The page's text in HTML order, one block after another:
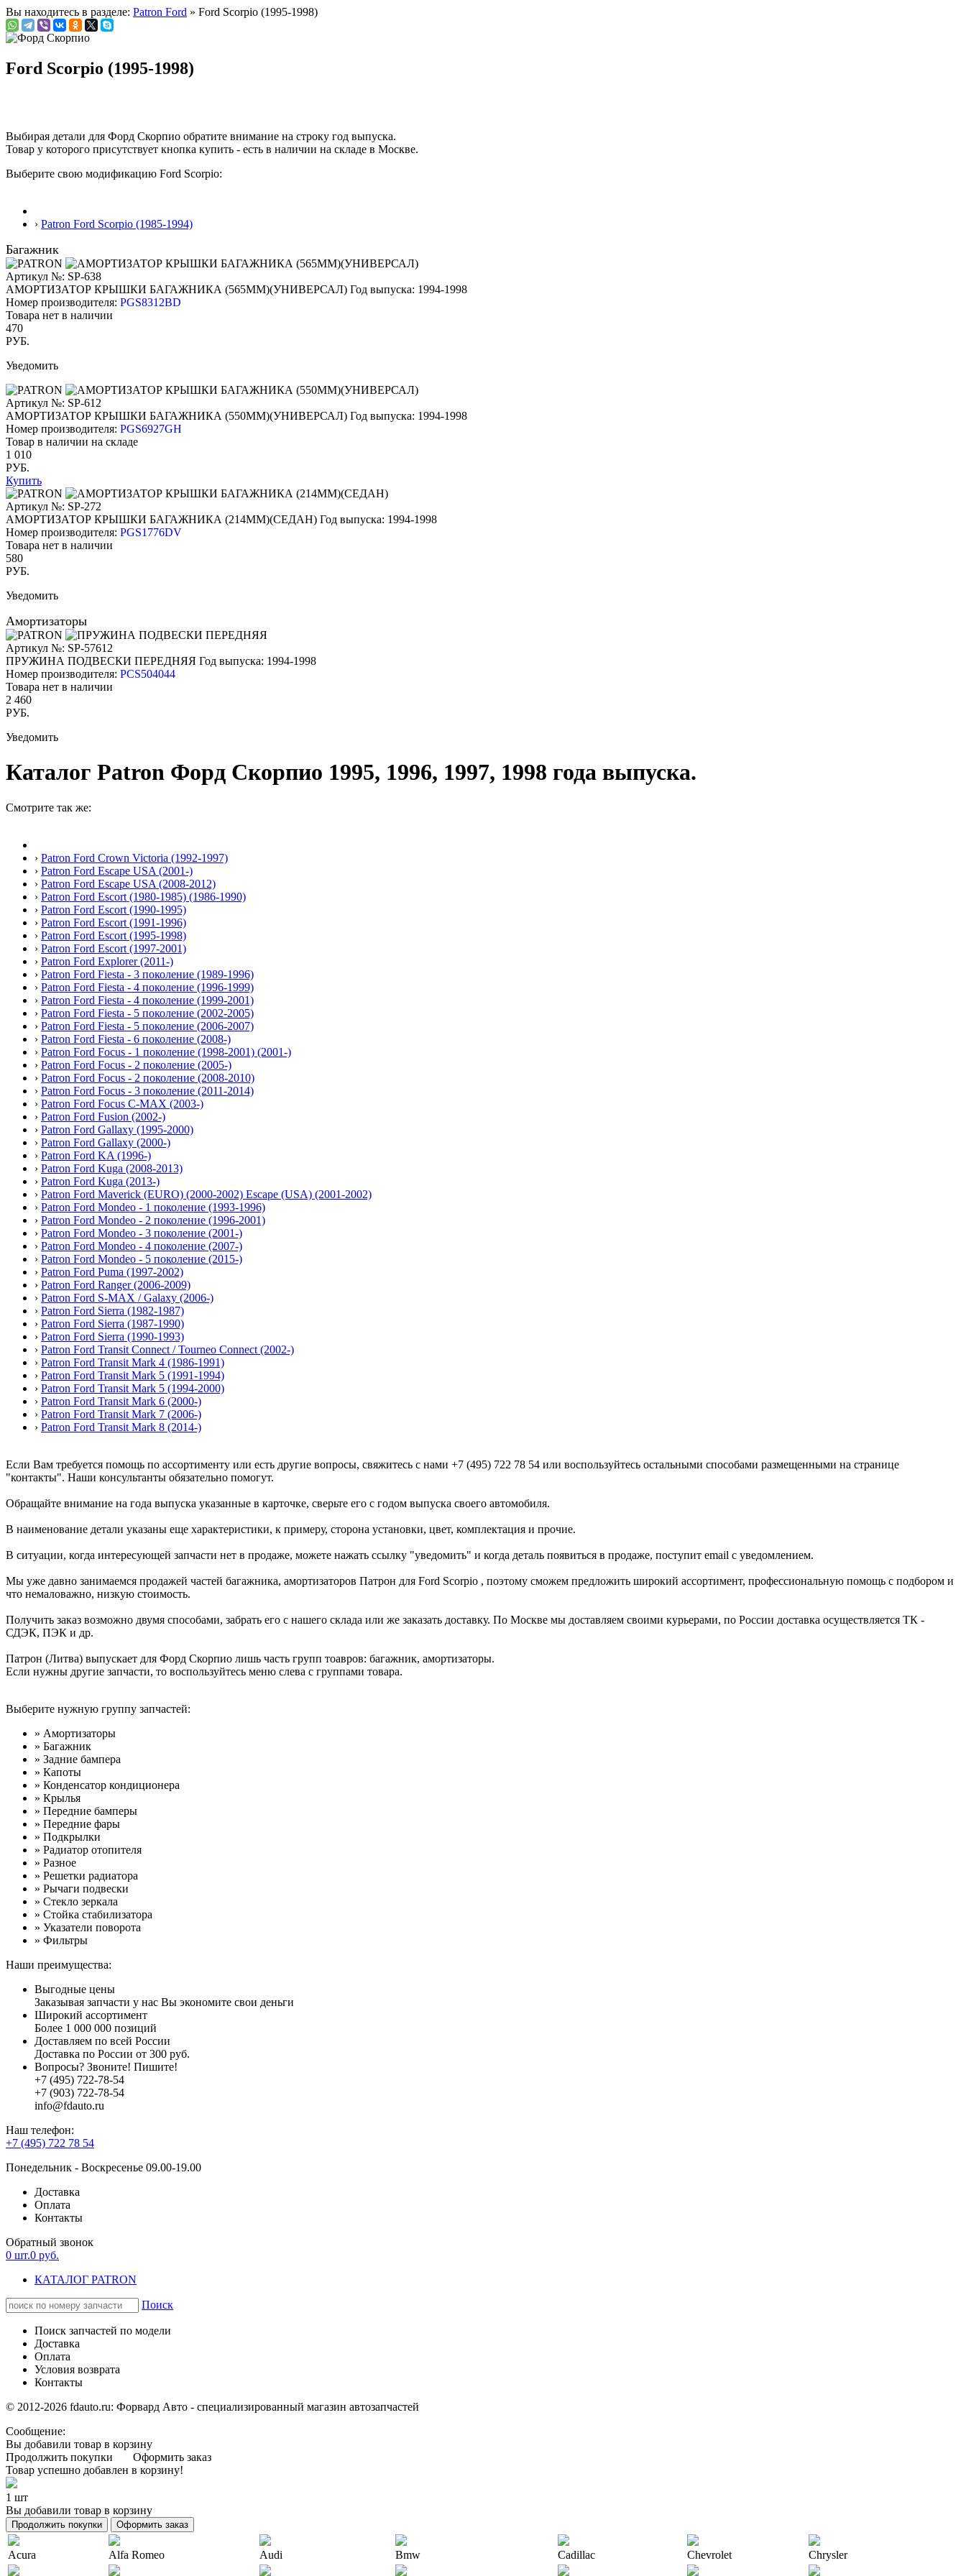
Вы находитесь в разделе: Patron Ford » Ford Scorpio (1995-1998)
Ford Scorpio (1995-1998)
Выбирая детали для Форд Скорпио обратите внимание на строку год выпуска.
Товар у которого присутствует кнопка купить - есть в наличии на складе в Москве.
Выберите свою модификацию Ford Scorpio:
› Patron Ford Scorpio (1985-1994)
Багажник
Артикул №: SP-638
АМОРТИЗАТОР КРЫШКИ БАГАЖНИКА (565ММ)(УНИВЕРСАЛ) Год выпуска: 1994-1998
Номер производителя: PGS8312BD
Товара нет в наличии
470
РУБ.
Уведомить
Артикул №: SP-612
АМОРТИЗАТОР КРЫШКИ БАГАЖНИКА (550ММ)(УНИВЕРСАЛ) Год выпуска: 1994-1998
Номер производителя: PGS6927GH
Товар в наличии на складе
1 010
РУБ.
Купить
Артикул №: SP-272
АМОРТИЗАТОР КРЫШКИ БАГАЖНИКА (214ММ)(СЕДАН) Год выпуска: 1994-1998
Номер производителя: PGS1776DV
Товара нет в наличии
580
РУБ.
Уведомить
Амортизаторы
Артикул №: SP-57612
ПРУЖИНА ПОДВЕСКИ ПЕРЕДНЯЯ Год выпуска: 1994-1998
Номер производителя: PCS504044
Товара нет в наличии
2 460
РУБ.
Уведомить
Каталог Patron Форд Скорпио 1995, 1996, 1997, 1998 года выпуска.
Смотрите так же:
› Patron Ford Crown Victoria (1992-1997)
› Patron Ford Escape USA (2001-)
› Patron Ford Escape USA (2008-2012)
› Patron Ford Escort (1980-1985) (1986-1990)
› Patron Ford Escort (1990-1995)
› Patron Ford Escort (1991-1996)
› Patron Ford Escort (1995-1998)
› Patron Ford Escort (1997-2001)
› Patron Ford Explorer (2011-)
› Patron Ford Fiesta - 3 поколение (1989-1996)
› Patron Ford Fiesta - 4 поколение (1996-1999)
› Patron Ford Fiesta - 4 поколение (1999-2001)
› Patron Ford Fiesta - 5 поколение (2002-2005)
› Patron Ford Fiesta - 5 поколение (2006-2007)
› Patron Ford Fiesta - 6 поколение (2008-)
› Patron Ford Focus - 1 поколение (1998-2001) (2001-)
› Patron Ford Focus - 2 поколение (2005-)
› Patron Ford Focus - 2 поколение (2008-2010)
› Patron Ford Focus - 3 поколение (2011-2014)
› Patron Ford Focus C-MAX (2003-)
› Patron Ford Fusion (2002-)
› Patron Ford Gallaxy (1995-2000)
› Patron Ford Gallaxy (2000-)
› Patron Ford KA (1996-)
› Patron Ford Kuga (2008-2013)
› Patron Ford Kuga (2013-)
› Patron Ford Maverick (EURO) (2000-2002) Escape (USA) (2001-2002)
› Patron Ford Mondeo - 1 поколение (1993-1996)
› Patron Ford Mondeo - 2 поколение (1996-2001)
› Patron Ford Mondeo - 3 поколение (2001-)
› Patron Ford Mondeo - 4 поколение (2007-)
› Patron Ford Mondeo - 5 поколение (2015-)
› Patron Ford Puma (1997-2002)
› Patron Ford Ranger (2006-2009)
› Patron Ford S-MAX / Galaxy (2006-)
› Patron Ford Sierra (1982-1987)
› Patron Ford Sierra (1987-1990)
› Patron Ford Sierra (1990-1993)
› Patron Ford Transit Connect / Tourneo Connect (2002-)
› Patron Ford Transit Mark 4 (1986-1991)
› Patron Ford Transit Mark 5 (1991-1994)
› Patron Ford Transit Mark 5 (1994-2000)
› Patron Ford Transit Mark 6 (2000-)
› Patron Ford Transit Mark 7 (2006-)
› Patron Ford Transit Mark 8 (2014-)
Если Вам требуется помощь по ассортименту или есть другие вопросы, свяжитесь с нами +7 (495) 722 78 54 или воспользуйтесь остальными способами размещенными на странице
"контакты". Наши консультанты обязательно помогут.
Обращайте внимание на года выпуска указанные в карточке, сверьте его с годом выпуска своего автомобиля.
В наименование детали указаны еще характеристики, к примеру, сторона установки, цвет, комплектация и прочие.
В ситуации, когда интересующей запчасти нет в продаже, можете нажать ссылку "уведомить" и когда деталь появиться в продаже, поступит email с уведомлением.
Мы уже давно занимаемся продажей частей багажника, амортизаторов Патрон для Ford Scorpio , поэтому сможем предложить широкий ассортимент, профессиональную помощь с подбором и
что немаловажно, низкую стоимость.
Получить заказ возможно двумя способами, забрать его с нашего склада или же заказать доставку. По Москве мы доставляем своими курьерами, по России доставка осуществляется ТК -
СДЭК, ПЭК и др.
Патрон (Литва) выпускает для Форд Скорпио лишь часть групп тоавров: багажник, амортизаторы.
Если нужны другие запчасти, то воспользуйтесь меню слева с группами товара.
Выберите нужную группу запчастей:
» Амортизаторы
» Багажник
» Задние бампера
» Капоты
» Конденсатор кондиционера
» Крылья
» Передние бамперы
» Передние фары
» Подкрылки
» Радиатор отопителя
» Разное
» Решетки радиатора
» Рычаги подвески
» Стекло зеркала
» Стойка стабилизатора
» Указатели поворота
» Фильтры
Наши преимущества:
Выгодные цены
Заказывая запчасти у нас Вы экономите свои деньги
Широкий ассортимент
Более 1 000 000 позиций
Доставляем по всей России
Доставка по России от 300 руб.
Вопросы? Звоните! Пишите!
+7 (495) 722-78-54
+7 (903) 722-78-54
info@fdauto.ru
Наш телефон:
+7 (495) 722 78 54
Понедельник - Воскресенье 09.00-19.00
Доставка
Оплата
Контакты
Обратный звонок
0 шт.0 руб.
КАТАЛОГ PATRON
Поиск
Поиск запчастей по модели
Доставка
Оплата
Условия возврата
Контакты
© 2012-2026 fdauto.ru: Форвард Авто - специализированный магазин автозапчастей
Сообщение:
Вы добавили товар в корзину
Продолжить покупки
Оформить заказ
Товар успешно добавлен в корзину!
1 шт
Вы добавили товар в корзину
Продолжить покупки Оформить заказ
Acura Alfa Romeo Audi Bmw Cadillac Chevrolet Chrysler